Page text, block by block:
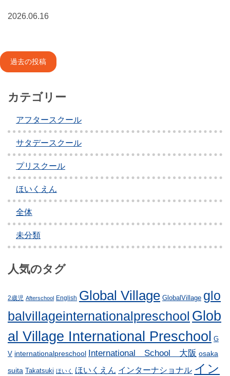
2026.06.16
投
ナ
ゲ
ー
過去の投稿
カテゴリー
アフタースクール
サタデースクール
プリスクール
ほいくえん
全体
未分類
人気のタグ
2歳児 Afterschool English Global Village GlobalVillage glo
balvillageinternationalpreschool Glob
al Village International Preschool G
V internationalpreschool International School 大阪 osaka
suita Takatsuki ほいく ほいくえん インターナショナル イン